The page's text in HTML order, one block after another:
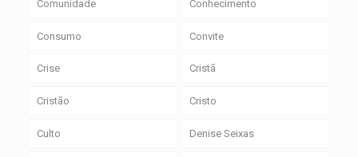
Comunidade Conhecimento
Consumo Convite
Crise Cristã
Cristão Cristo
Culto Denise Seixas